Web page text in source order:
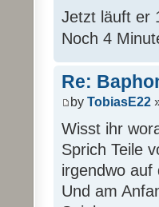
Jetzt läuft er
Noch 4
Re:
by TobiasE22
Wisst ihr
Sprich Teile
irgendwo auf
Und am